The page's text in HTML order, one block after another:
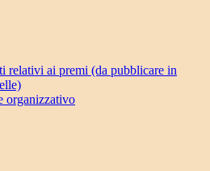
relativi ai premi (da pubblicare in
organizzativo